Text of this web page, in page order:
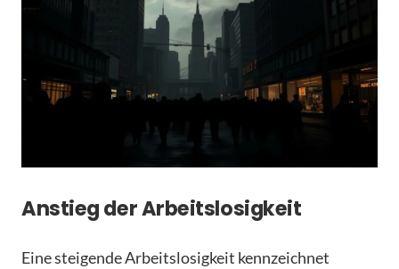
Anstieg der Arbeitslosigkeit
Eine steigende Arbeitslosigkeit kennzeichnet